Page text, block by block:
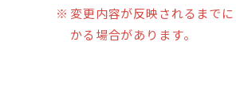
変更内容が反映されるまで
かる場合があります。